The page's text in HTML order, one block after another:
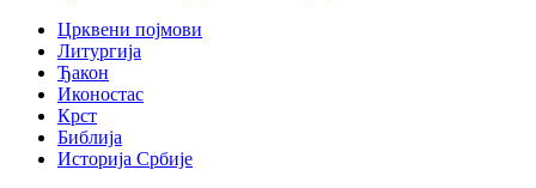
Црквени појмови
Литургија
Ђакон
Иконостас
Крст
Библија
Историја Србије